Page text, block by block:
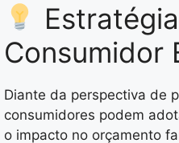
Consumidor
Diante da perspectiva de
consumidores podem
o impacto no orçamento